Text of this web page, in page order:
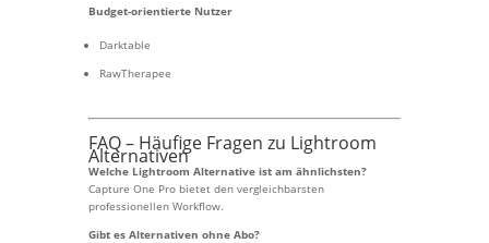
Budget-orientierte Nutzer
Darktable
RawTherapee
FAQ – Häufige Fragen zu Lightroom
Alternativen
Welche Lightroom Alternative ist am ähnlichsten?
Capture One Pro bietet den vergleichbarsten
professionellen Workflow.
Gibt es Alternativen ohne Abo?